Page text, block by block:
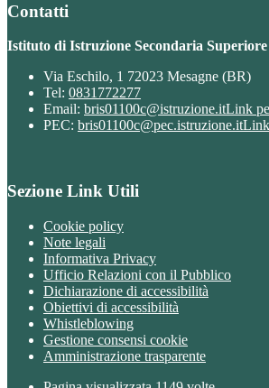
Contatti
Istituto di Istruzione Secondaria Superiore
Via Eschilo, 1 72023 Mesagne (BR)
Tel: 0831772277
Email: bris01100c@istruzione.itLink
PEC: bris01100c@pec.istruzione.it
Sezione Link Utili
Cookie policy
Note legali
Informativa Privacy
Ufficio Relazioni con il Pubblico
Dichiarazione di accessibilità
Obiettivi di accessibilità
Whistleblowing
Gestione consensi cookie
Amministrazione trasparente